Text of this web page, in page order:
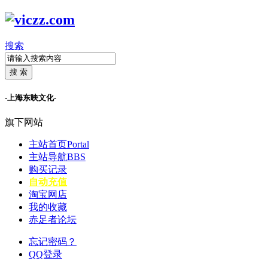
搜索
搜 索
-上海东映文化-
旗下网站
主站首页Portal
主站导航BBS
购买记录
自动充值
淘宝网店
我的收藏
赤足者论坛
忘记密码？
QQ登录